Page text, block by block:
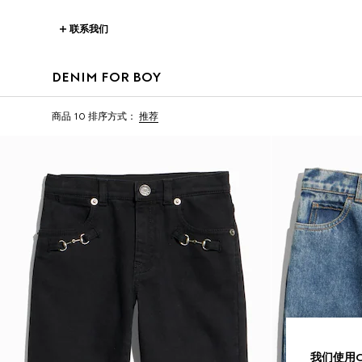
联系我们
DENIM FOR BOY
商品 10 排序方式： 推荐
我们使用